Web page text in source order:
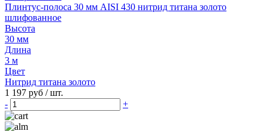
Плинтус-полоса 30 мм AISI 430 нитрид титана золото
шлифованное
Высота
30 мм
Длина
3 м
Цвет
Нитрид титана золото
1 197 руб / шт.
-
+